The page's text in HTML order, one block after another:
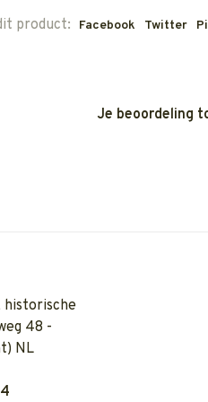
product: Facebook Twitter
Je beoordeling
historische
48 -
NL